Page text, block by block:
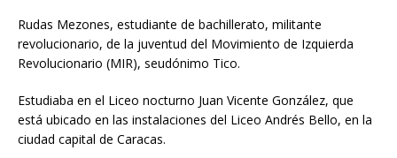
Rudas Mezones, estudiante de bachillerato, militante
revolucionario, de la juventud del Movimiento de Izquierda
Revolucionario (MIR), seudónimo Tico.
Estudiaba en el Liceo nocturno Juan Vicente González, que
está ubicado en las instalaciones del Liceo Andrés Bello, en la
ciudad capital de Caracas.